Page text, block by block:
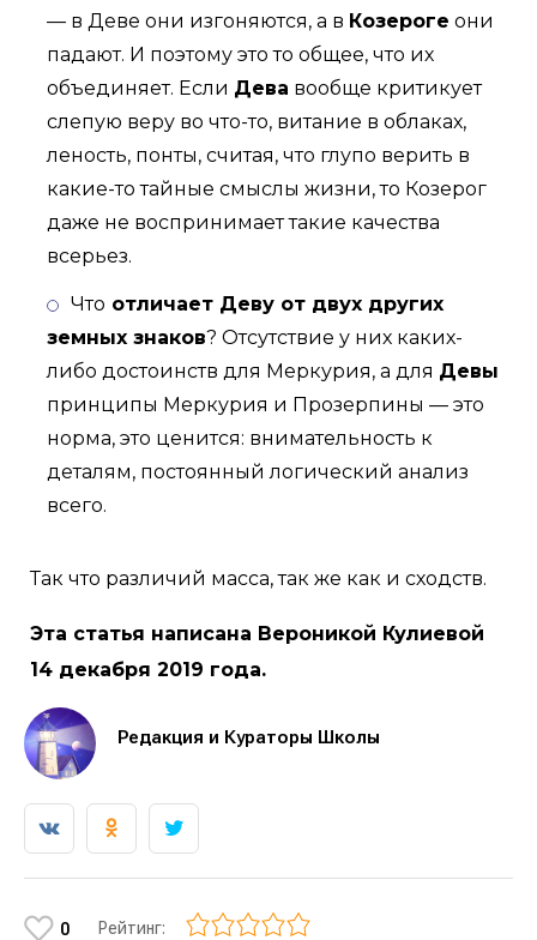
— в Деве они изгоняются, а в Козероге они
падают. И поэтому это то общее, что их
объединяет. Если Дева вообще критикует
слепую веру во что-то, витание в облаках,
леность, понты, считая, что глупо верить в
какие-то тайные смыслы жизни, то Козерог
даже не воспринимает такие качества
всерьез.
Что отличает Деву от двух других
земных знаков? Отсутствие у них каких-
либо достоинств для Меркурия, а для Девы
принципы Меркурия и Прозерпины — это
норма, это ценится: внимательность к
деталям, постоянный логический анализ
всего.
Так что различий масса, так же как и сходств.
Эта статья написана Вероникой Кулиевой
14 декабря 2019 года.
Редакция и Кураторы Школы
0 Рейтинг: